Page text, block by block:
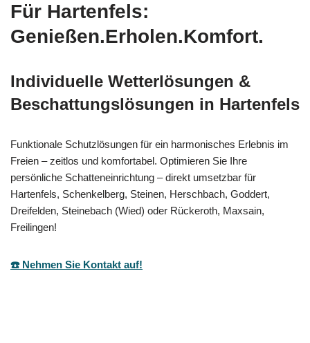
Für Hartenfels:
Genießen.Erholen.Komfort.
Individuelle Wetterlösungen &
Beschattungslösungen in Hartenfels
Funktionale Schutzlösungen für ein harmonisches Erlebnis im
Freien – zeitlos und komfortabel. Optimieren Sie Ihre
persönliche Schatteneinrichtung – direkt umsetzbar für
Hartenfels, Schenkelberg, Steinen, Herschbach, Goddert,
Dreifelden, Steinebach (Wied) oder Rückeroth, Maxsain,
Freilingen!
☎️ Nehmen Sie Kontakt auf!